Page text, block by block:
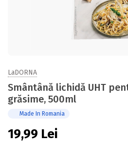
LaDORNA
Smântână lichidă UHT
grăsime, 500ml
Made In Romania
19,99 Lei